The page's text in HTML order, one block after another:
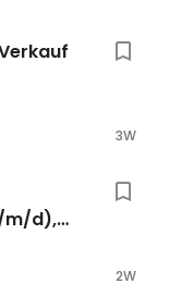
3W
m/d),
2W